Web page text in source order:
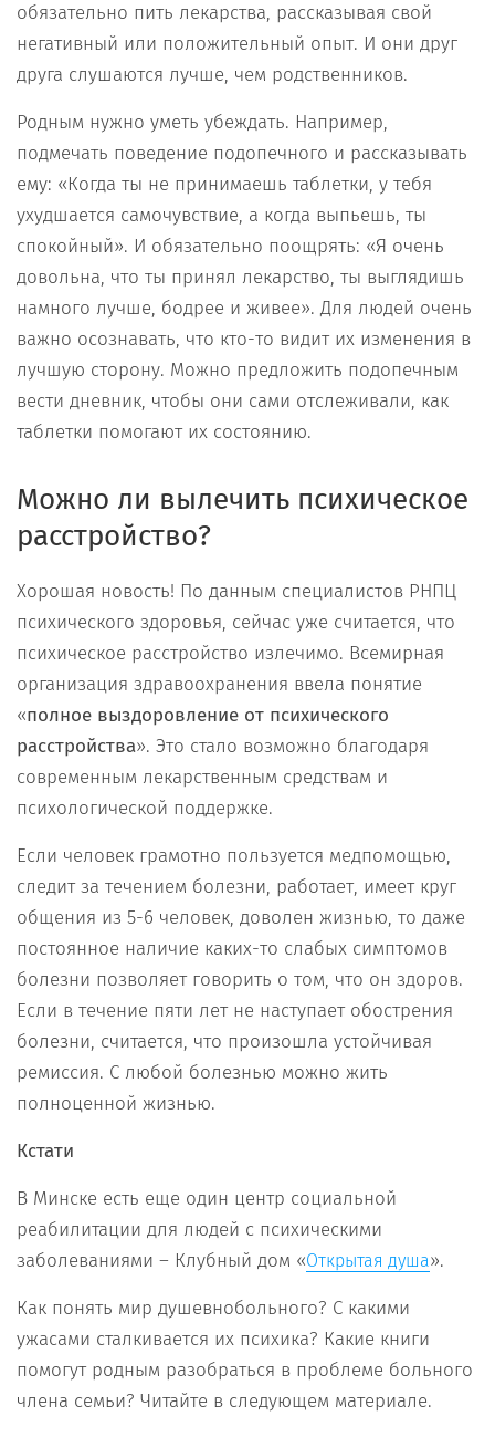
обязательно пить лекарства, рассказывая свой
негативный или положительный опыт. И они друг
друга слушаются лучше, чем родственников.
Родным нужно уметь убеждать. Например,
подмечать поведение подопечного и рассказывать
ему: «Когда ты не принимаешь таблетки, у тебя
ухудшается самочувствие, а когда выпьешь, ты
спокойный». И обязательно поощрять: «Я очень
довольна, что ты принял лекарство, ты выглядишь
намного лучше, бодрее и живее». Для людей очень
важно осознавать, что кто-то видит их изменения в
лучшую сторону. Можно предложить подопечным
вести дневник, чтобы они сами отслеживали, как
таблетки помогают их состоянию.
Можно ли вылечить психическое
расстройство?
Хорошая новость! По данным специалистов РНПЦ
психического здоровья, сейчас уже считается, что
психическое расстройство излечимо. Всемирная
организация здравоохранения ввела понятие
«полное выздоровление от психического
расстройства». Это стало возможно благодаря
современным лекарственным средствам и
психологической поддержке.
Если человек грамотно пользуется медпомощью,
следит за течением болезни, работает, имеет круг
общения из 5-6 человек, доволен жизнью, то даже
постоянное наличие каких-то слабых симптомов
болезни позволяет говорить о том, что он здоров.
Если в течение пяти лет не наступает обострения
болезни, считается, что произошла устойчивая
ремиссия. С любой болезнью можно жить
полноценной жизнью.
Кстати
В Минске есть еще один центр социальной
реабилитации для людей с психическими
заболеваниями – Клубный дом «Открытая душа».
Как понять мир душевнобольного? С какими
ужасами сталкивается их психика? Какие книги
помогут родным разобраться в проблеме больного
члена семьи? Читайте в следующем материале.